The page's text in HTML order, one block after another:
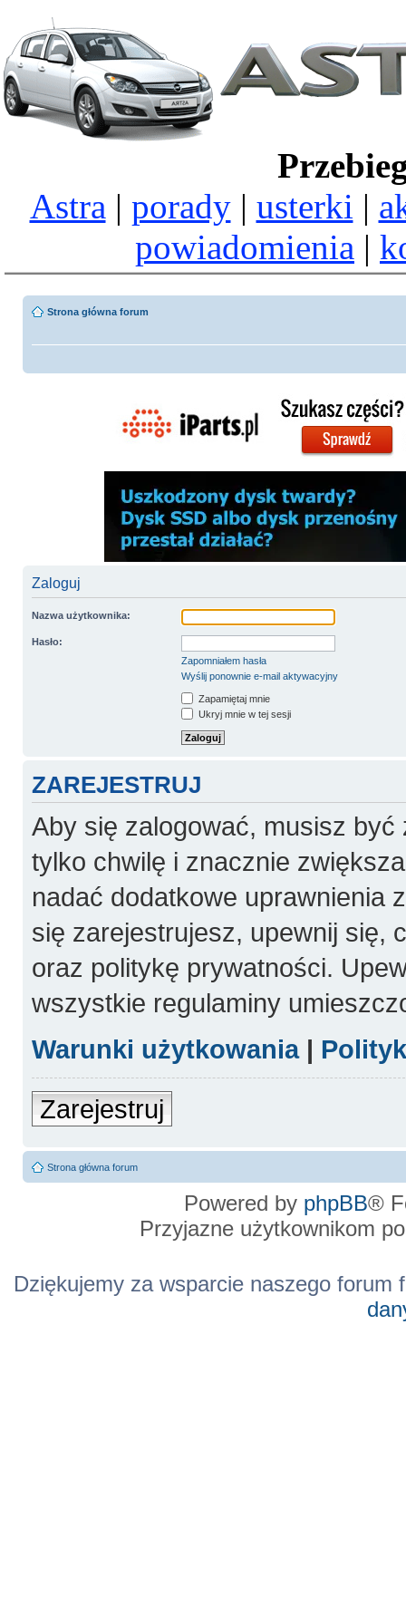
Astra | porady| usterki |
powiadomienia |
Strona główna forum
Zaloguj
Nazwa użytkownika:
Hasło:
Zapomniałem hasła
Wyślij ponownie e-mail aktywacyjny
Zapamiętaj mnie
Ukryj mnie w tej sesji
ZAREJESTRUJ
Aby się zalogować, musisz
tylko chwilę i znacznie
nadać dodatkowe uprawnienia
się zarejestrujesz, upewnij się,
oraz politykę prywatności.
wszystkie regulaminy
Warunki użytkowania|
Zarejestruj
Strona główna forum
Powered by phpBB®
Przyjazne użytkownikom
Dziękujemy za wsparcie naszego